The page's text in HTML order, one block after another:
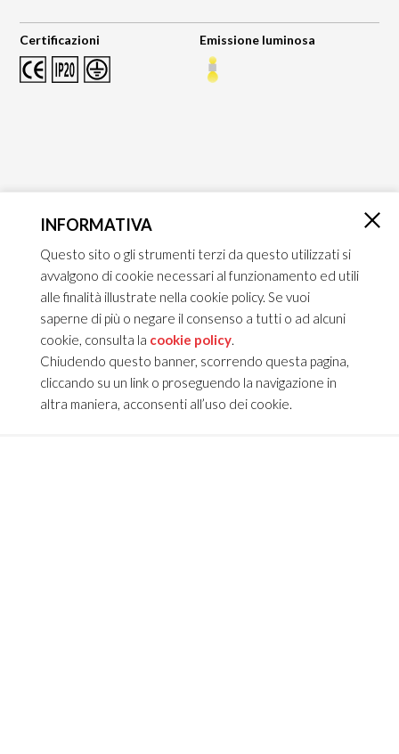
Certificazioni Emissione luminosa
INFORMATIVA
Questo sito o gli strumenti terzi da questo utilizzati si
avvalgono di cookie necessari al funzionamento ed utili
alle finalità illustrate nella cookie policy. Se vuoi
saperne di più o negare il consenso a tutti o ad alcuni
cookie, consulta la cookie policy.
Chiudendo questo banner, scorrendo questa pagina,
cliccando su un link o proseguendo la navigazione in
altra maniera, acconsenti all’uso dei cookie.